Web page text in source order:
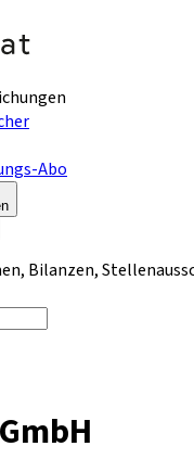
Abo
Bilanzen,